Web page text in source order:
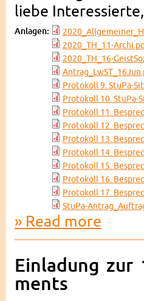
liebe In­ter­essierte,
An­la­gen:
2020_TH_11-
2020_TH_16-
Pro­tokoll 9. StuPa-​
Pro­tokoll 10. StuPa-​
Pro­tokoll 11.
Pro­tokoll 12.
Pro­tokoll 13.
Pro­tokoll 14.
Pro­tokoll 15.
Pro­tokoll 16.
Pro­tokoll 17.
StuPa-
Read more
Ein­ladung
ments